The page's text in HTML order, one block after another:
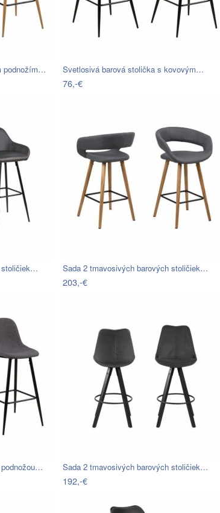
podnožím… Svetlosivá barová stolička s kovovým…
76,-€
stoličiek… Sada 2 tmavosivých barových stoličiek…
203,-€
Sada 2 tmavosivých barových stoličiek…
192,-€